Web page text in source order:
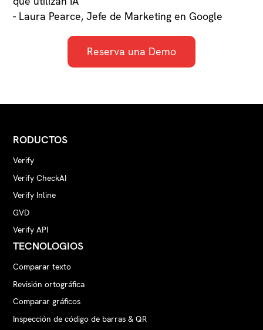
TIF (1 bit)
BMP
PNG
- Laura Pearce, Jefe de Marketing en Google
Reserva una Demo
RODUCTOS
Verify
Verify CheckAI
Verify Inline
GVD
Verify API
TECNOLOGIOS
Comparar texto
Revisión ortográfica
Comparar gráficos
Inspección de código de barras & QR